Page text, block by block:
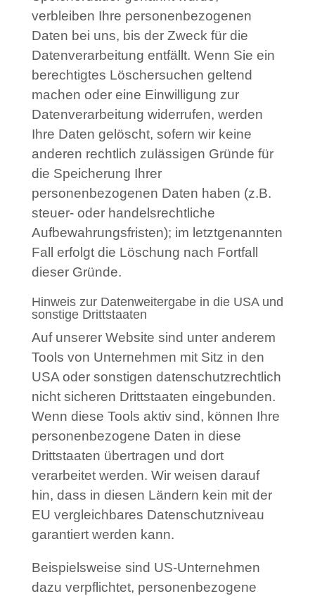
verbleiben Ihre personenbezogenen
Daten bei uns, bis der Zweck für die
Datenverarbeitung entfällt. Wenn Sie ein
berechtigtes Löschersuchen geltend
machen oder eine Einwilligung zur
Datenverarbeitung widerrufen, werden
Ihre Daten gelöscht, sofern wir keine
anderen rechtlich zulässigen Gründe für
die Speicherung Ihrer
personenbezogenen Daten haben (z.B.
steuer- oder handelsrechtliche
Aufbewahrungsfristen); im letztgenannten
Fall erfolgt die Löschung nach Fortfall
dieser Gründe.
Hinweis zur Datenweitergabe in die USA und
sonstige Drittstaaten
Auf unserer Website sind unter anderem
Tools von Unternehmen mit Sitz in den
USA oder sonstigen datenschutzrechtlich
nicht sicheren Drittstaaten eingebunden.
Wenn diese Tools aktiv sind, können Ihre
personenbezogene Daten in diese
Drittstaaten übertragen und dort
verarbeitet werden. Wir weisen darauf
hin, dass in diesen Ländern kein mit der
EU vergleichbares Datenschutzniveau
garantiert werden kann.
Beispielsweise sind US-Unternehmen
dazu verpflichtet, personenbezogene